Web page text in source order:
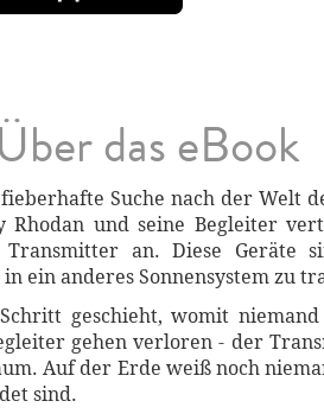
Über das eBook
Suche nach der Welt
Rhodan und seine Begleiter
Transmitter an. Diese Geräte
ein anderes Sonnensystem zu
geschieht, womit
gehen verloren - der
Auf der Erde weiß noch
sind.